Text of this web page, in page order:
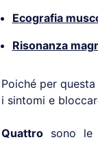
Ecografia
Risonanza
Poiché per
i sintomi e
Quattrosono